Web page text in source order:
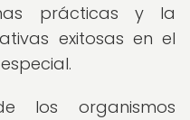
prácticas y la
exitosas en el
los organismos